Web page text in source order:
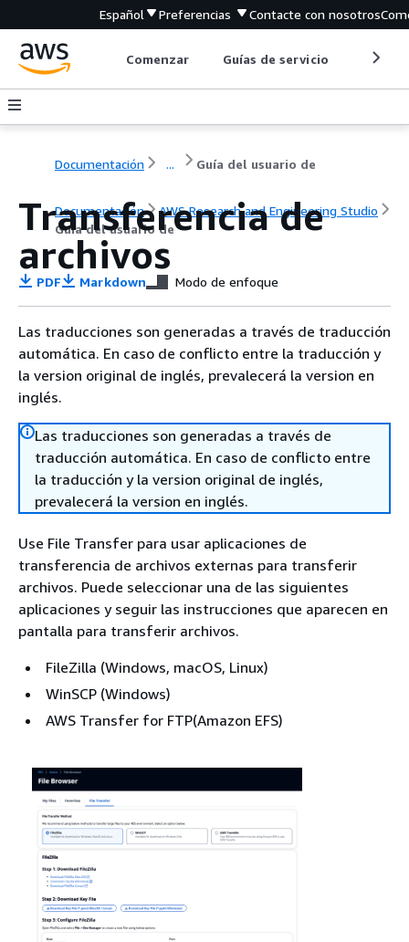
Español Preferencias Contacte con nosotros
Comenzar Guías de servicio
Documentación ... Guía del usuario de
Documentación
AWS Research and Engineering Studio
Guía del usuario de
Transferencia de
archivos
PDF Markdown Modo de enfoque
Las traducciones son generadas a través de traducción
automática. En caso de conflicto entre la traducción y
la version original de inglés, prevalecerá la version en
inglés.
Las traducciones son generadas a través de
traducción automática. En caso de conflicto entre
la traducción y la version original de inglés,
prevalecerá la version en inglés.
Use File Transfer para usar aplicaciones de
transferencia de archivos externas para transferir
archivos. Puede seleccionar una de las siguientes
aplicaciones y seguir las instrucciones que aparecen en
pantalla para transferir archivos.
FileZilla (Windows, macOS, Linux)
WinSCP (Windows)
AWS Transfer for FTP(Amazon EFS)